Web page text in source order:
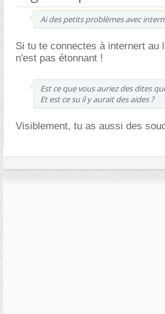
Ai des petits problèmes avec
Si tu te connectes à internert au
n'est pas étonnant !
Est ce que vous auriez des dites
Et est ce su il y aurait des aides ?
Visiblement, tu as aussi des